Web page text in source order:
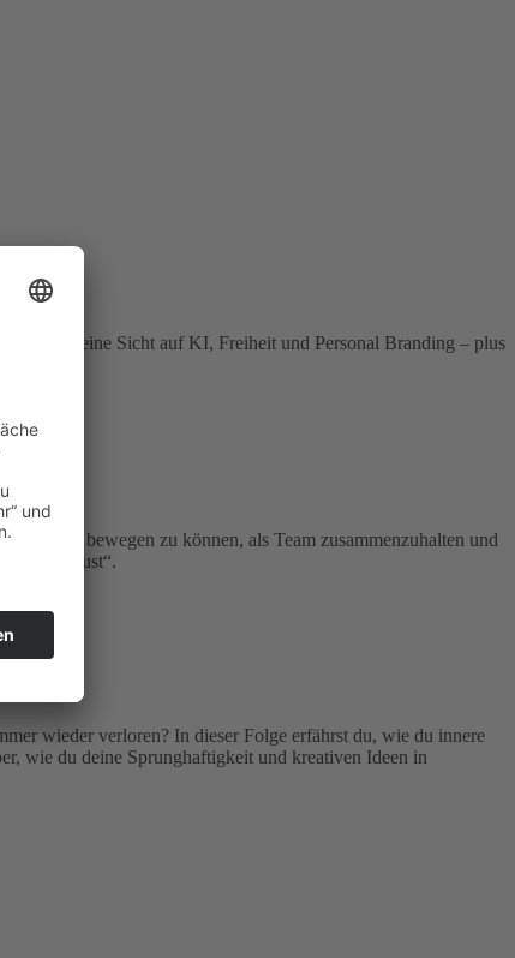
Dazu: seine Sicht auf KI, Freiheit und Personal Branding – plus
etwas bewegen zu können, als Team zusammenzuhalten und
statt Frust“.
wieder verloren? In dieser Folge erfährst du, wie du innere
wie du deine Sprunghaftigkeit und kreativen Ideen in